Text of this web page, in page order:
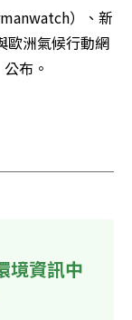
）、新
洲氣候行動網
布。
境資訊中